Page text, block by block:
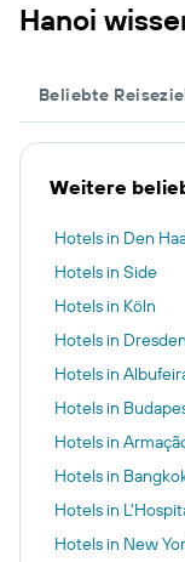
Hanoi
Beliebte
Weitere
Hotels in Den
Hotels in Side
Hotels in Köln
Hotels in Dresden
Hotels in
Hotels in
Hotels in
Hotels in
Hotels in
Hotels in New